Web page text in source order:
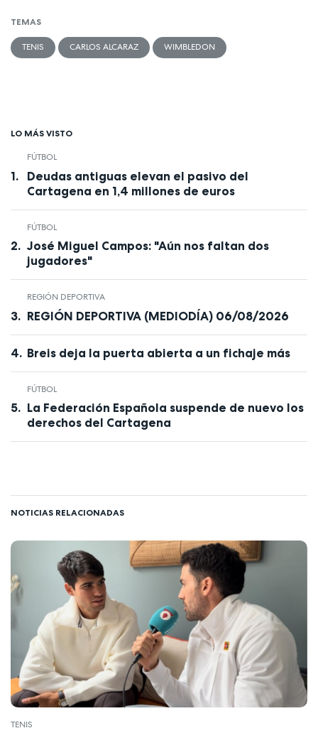
TEMAS
TENIS CARLOS ALCARAZ WIMBLEDON
LO MÁS VISTO
FÚTBOL
Deudas antiguas elevan el pasivo del
Cartagena en 1,4 millones de euros
FÚTBOL
José Miguel Campos: "Aún nos faltan dos
jugadores"
REGIÓN DEPORTIVA
REGIÓN DEPORTIVA (MEDIODÍA) 06/08/2026
Breis deja la puerta abierta a un fichaje más
FÚTBOL
La Federación Española suspende de nuevo los
derechos del Cartagena
NOTICIAS RELACIONADAS
TENIS